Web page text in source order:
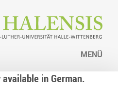
MENÜ
in German.